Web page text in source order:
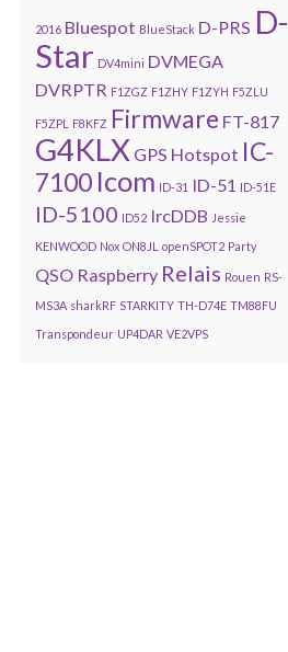
2016 Bluespot BlueStack D-PRS D-
Star DV4mini DVMEGA
DVRPTR F1ZGZ F1ZHY F1ZYH F5ZLU
F5ZPL F8KFZ Firmware FT-817
G4KLX GPS Hotspot IC-
7100 Icom ID-31 ID-51 ID-51E
ID-5100 ID52 IrcDDB Jessie
KENWOOD Nox ON8JL openSPOT2 Party
QSO Raspberry Relais Rouen RS-
MS3A sharkRF STARKITY TH-D74E TM88FU
Transpondeur UP4DAR VE2VPS